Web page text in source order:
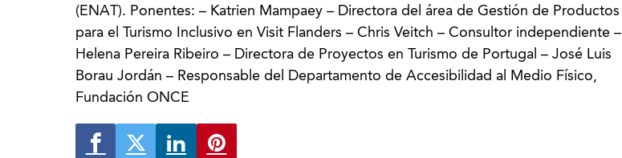
(ENAT). Ponentes: – Katrien Mampaey – Directora del área de Gestión de Productos
para el Turismo Inclusivo en Visit Flanders – Chris Veitch – Consultor independiente –
Helena Pereira Ribeiro – Directora de Proyectos en Turismo de Portugal – José Luis
Borau Jordán – Responsable del Departamento de Accesibilidad al Medio Físico,
Fundación ONCE